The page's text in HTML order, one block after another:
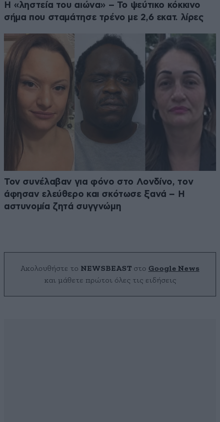
Η «ληστεία του αιώνα» – Το ψεύτικο κόκκινο
σήμα που σταμάτησε τρένο με 2,6 εκατ. λίρες
Τον συνέλαβαν για φόνο στο Λονδίνο, τον
άφησαν ελεύθερο και σκότωσε ξανά – Η
αστυνομία ζητά συγγνώμη
Ακολουθήστε το NEWSBEAST στο Google News
και μάθετε πρώτοι όλες τις ειδήσεις